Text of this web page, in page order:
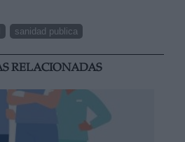
sanidad publica
RELACIONADAS